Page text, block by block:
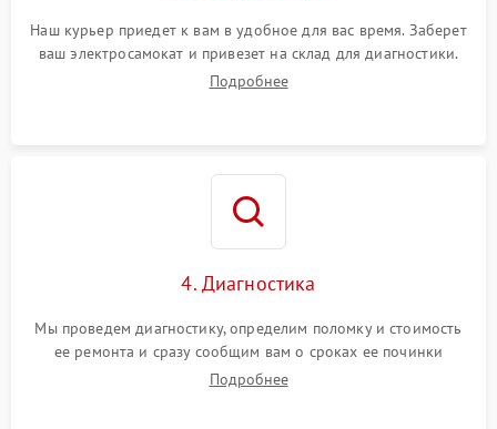
Наш курьер приедет к вам в удобное для вас время. Заберет
ваш электросамокат и привезет на склад для диагностики.
Подробнее
4. Диагностика
Мы проведем диагностику, определим поломку и стоимость
ее ремонта и сразу сообщим вам о сроках ее починки
Подробнее